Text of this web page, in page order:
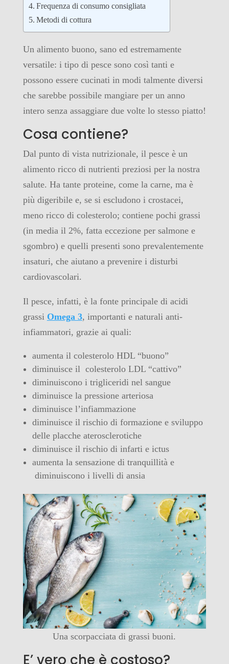
Frequenza di consumo consigliata
Metodi di cottura
Un alimento buono, sano ed estremamente
versatile: i tipo di pesce sono così tanti e
possono essere cucinati in modi talmente diversi
che sarebbe possibile mangiare per un anno
intero senza assaggiare due volte lo stesso piatto!
Cosa contiene?
Dal punto di vista nutrizionale, il pesce è un
alimento ricco di nutrienti preziosi per la nostra
salute. Ha tante proteine, come la carne, ma è
più digeribile e, se si escludono i crostacei,
meno ricco di colesterolo; contiene pochi grassi
(in media il 2%, fatta eccezione per salmone e
sgombro) e quelli presenti sono prevalentemente
insaturi, che aiutano a prevenire i disturbi
cardiovascolari.
Il pesce, infatti, è la fonte principale di acidi
grassi Omega 3, importanti e naturali anti-
infiammatori, grazie ai quali:
aumenta il colesterolo HDL “buono”
diminuisce il colesterolo LDL “cattivo”
diminuiscono i trigliceridi nel sangue
diminuisce la pressione arteriosa
diminuisce l’infiammazione
diminuisce il rischio di formazione e sviluppo
delle placche aterosclerotiche
diminuisce il rischio di infarti e ictus
aumenta la sensazione di tranquillità e
diminuiscono i livelli di ansia
Una scorpacciata di grassi buoni.
E’ vero che è costoso?